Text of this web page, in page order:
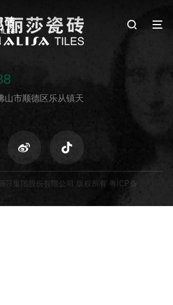
山市顺德区乐从镇天
莎集团股份有限公司 版权所有 粤ICP备